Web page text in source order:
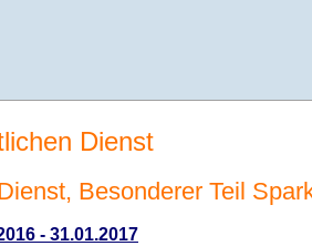
Dienst
Besonderer Teil
- 31.01.2017